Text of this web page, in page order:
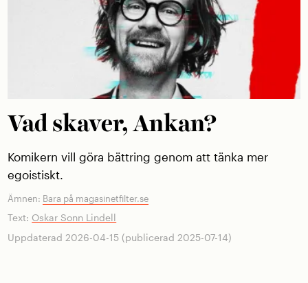
Vad skaver, Ankan?
Komikern vill göra bättring genom att tänka mer
egoistiskt.
Ämnen: Bara på magasinetfilter.se
Text: Oskar Sonn Lindell
Uppdaterad 2026-04-15 (publicerad 2025-07-14)